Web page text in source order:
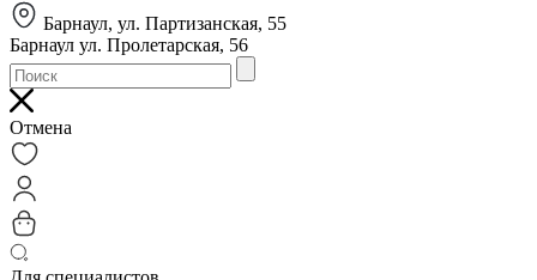
Барнаул, ул. Партизанская, 55
Барнаул ул. Пролетарская, 56
Отмена